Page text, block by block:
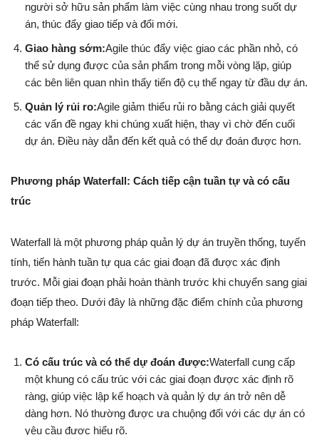
người sở hữu sản phẩm làm việc cùng nhau trong suốt dự
án, thúc đẩy giao tiếp và đổi mới.
Giao hàng sớm:Agile thúc đẩy việc giao các phần nhỏ, có
thể sử dụng được của sản phẩm trong mỗi vòng lặp, giúp
các bên liên quan nhìn thấy tiến độ cụ thể ngay từ đầu dự án.
Quản lý rủi ro:Agile giảm thiểu rủi ro bằng cách giải quyết
các vấn đề ngay khi chúng xuất hiện, thay vì chờ đến cuối
dự án. Điều này dẫn đến kết quả có thể dự đoán được hơn.
Phương pháp Waterfall: Cách tiếp cận tuần tự và có cấu
trúc
Waterfall là một phương pháp quản lý dự án truyền thống, tuyến
tính, tiến hành tuần tự qua các giai đoạn đã được xác định
trước. Mỗi giai đoạn phải hoàn thành trước khi chuyển sang giai
đoạn tiếp theo. Dưới đây là những đặc điểm chính của phương
pháp Waterfall:
Có cấu trúc và có thể dự đoán được:Waterfall cung cấp
một khung có cấu trúc với các giai đoạn được xác định rõ
ràng, giúp việc lập kế hoạch và quản lý dự án trở nên dễ
dàng hơn. Nó thường được ưa chuộng đối với các dự án có
yêu cầu được hiểu rõ.